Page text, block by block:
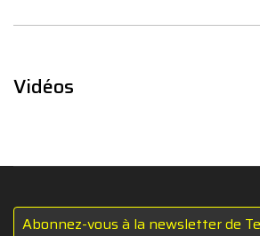
Vidéos
Abonnez-vous à la newsletter de